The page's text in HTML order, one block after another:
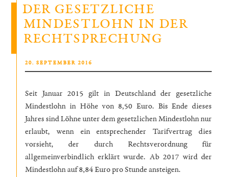
BGH-
Urteil
im
DER GESETZLICHE
MINDESTLOHN IN DER
RECHTSPRECHUNG
VERÖFFENTLICHT
20. SEPTEMBER 2016
Seit Januar 2015 gilt in Deutschland der gesetzliche
Mindestlohn in Höhe von 8,50 Euro. Bis Ende dieses
Jahres sind Löhne unter dem gesetzlichen Mindestlohn nur
erlaubt, wenn ein entsprechender Tarifvertrag dies
vorsieht, der durch Rechtsverordnung für
allgemeinverbindlich erklärt wurde. Ab 2017 wird der
Mindestlohn auf 8,84 Euro pro Stunde ansteigen.